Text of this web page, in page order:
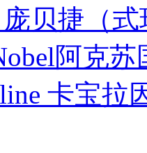
庞贝捷（
阿克苏
卡宝拉